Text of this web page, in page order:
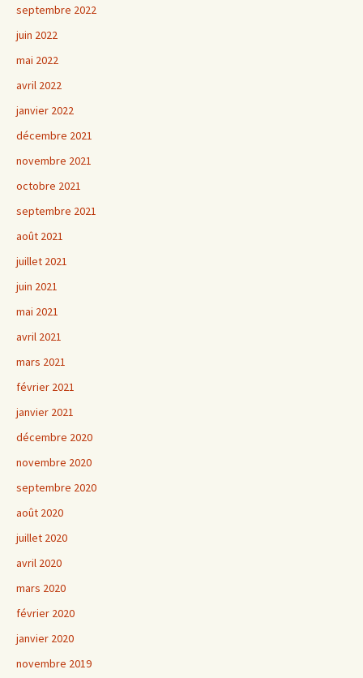
septembre 2022
juin 2022
mai 2022
avril 2022
janvier 2022
décembre 2021
novembre 2021
octobre 2021
septembre 2021
août 2021
juillet 2021
juin 2021
mai 2021
avril 2021
mars 2021
février 2021
janvier 2021
décembre 2020
novembre 2020
septembre 2020
août 2020
juillet 2020
avril 2020
mars 2020
février 2020
janvier 2020
novembre 2019